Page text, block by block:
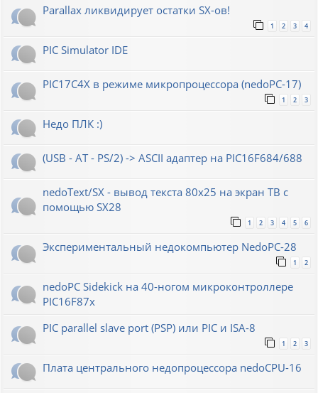
Parallax ликвидирует остатки SX-ов!
1 2 3 4
PIC Simulator IDE
PIC17C4X в режиме микропроцессора (nedoPC-17)
1 2 3
Недо ПЛК :)
(USB - AT - PS/2) -> ASCII адаптер на PIC16F684/688
nedoText/SX - вывод текста 80x25 на экран ТВ с
помощью SX28
1 2 3 4 5 6
Экспериментальный недокомпьютер NedoPC-28
1 2
nedoPC Sidekick на 40-ногом микроконтроллере
PIC16F87x
PIC parallel slave port (PSP) или PIC и ISA-8
1 2 3
Плата центрального недопроцессора nedoCPU-16